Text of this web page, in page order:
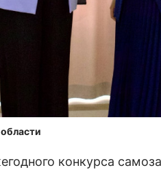
конкурса